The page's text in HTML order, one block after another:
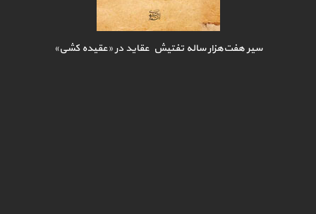
سیر هفت‌هزار ساله تفتیش عقاید در «عقیده کشی»